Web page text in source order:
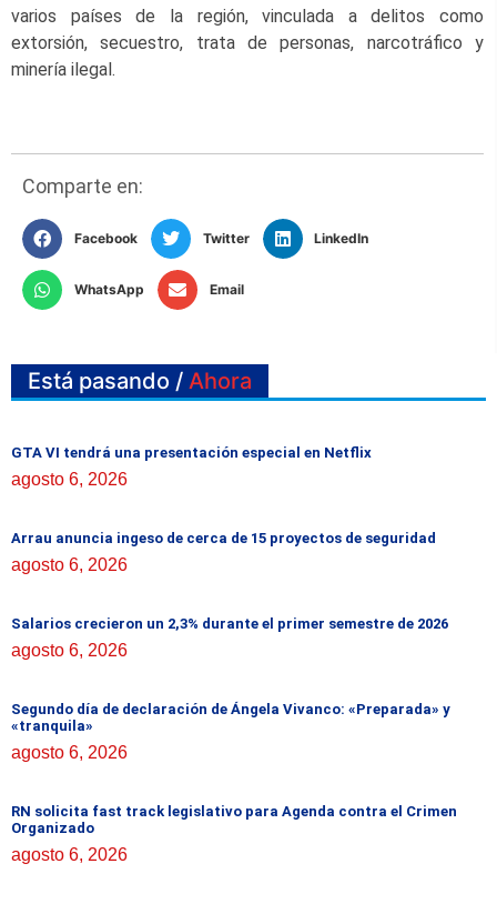
varios países de la región, vinculada a delitos como
extorsión, secuestro, trata de personas, narcotráfico y
minería ilegal.
Comparte en:
Facebook Twitter LinkedIn
WhatsApp Email
Está pasando / Ahora
GTA VI tendrá una presentación especial en Netflix
agosto 6, 2026
Arrau anuncia ingeso de cerca de 15 proyectos de seguridad
agosto 6, 2026
Salarios crecieron un 2,3% durante el primer semestre de 2026
agosto 6, 2026
Segundo día de declaración de Ángela Vivanco: «Preparada» y
«tranquila»
agosto 6, 2026
RN solicita fast track legislativo para Agenda contra el Crimen
Organizado
agosto 6, 2026